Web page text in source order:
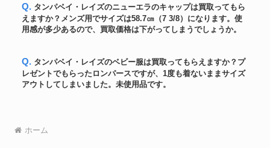
ボール
大谷翔平 筒香嘉智 MLB初対決
143キロ計測 実使用球実投球
144,600円
カード
野茂英雄【MLB 2003 Leaf
Certified】Mirror Emerald Auto
112,200円
ボール
Q. タンパベイ・レイズのニューエラのキャップは買取ってもら
えますか？メンズ用でサイズは58.7㎝（7 3/8）になります。使
用感が多少あるので、買取価格は下がってしまうでしょうか。
Q. タンパベイ・レイズのベビー服は買取ってもらえますか？プ
レゼントでもらったロンパースですが、1度も着ないままサイズ
アウトしてしまいました。未使用品です。
ホーム